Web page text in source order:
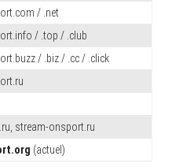
/ .net
/ .top / .club
/ .biz / .cc / .click
stream-onsport.ru
(actuel)